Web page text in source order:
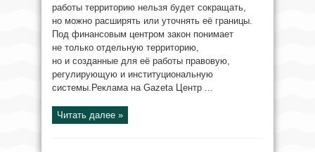
работы территорию нельзя будет сокращать,
но можно расширять или уточнять её границы.
Под финансовым центром закон понимает
не только отдельную территорию,
но и созданные для её работы правовую,
регулирующую и институциональную
системы.Реклама на Gazeta Центр ...
Читать далее »